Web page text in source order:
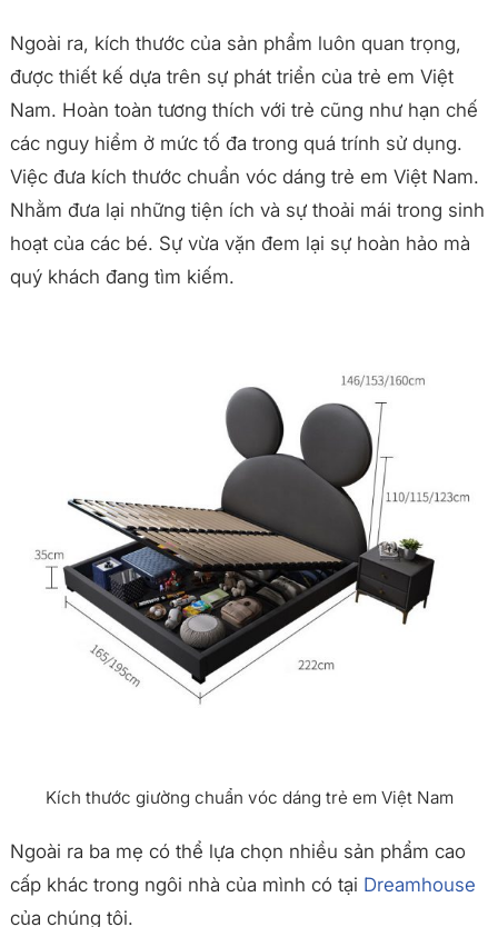
Ngoài ra, kích thước của sản phẩm luôn quan trọng,
được thiết kế dựa trên sự phát triển của trẻ em Việt
Nam. Hoàn toàn tương thích với trẻ cũng như hạn chế
các nguy hiểm ở mức tố đa trong quá trính sử dụng.
Việc đưa kích thước chuẩn vóc dáng trẻ em Việt Nam.
Nhằm đưa lại những tiện ích và sự thoải mái trong sinh
hoạt của các bé. Sự vừa vặn đem lại sự hoàn hảo mà
quý khách đang tìm kiếm.
Kích thước giường chuẩn vóc dáng trẻ em Việt Nam
Ngoài ra ba mẹ có thể lựa chọn nhiều sản phẩm cao
cấp khác trong ngôi nhà của mình có tại Dreamhouse
của chúng tôi.